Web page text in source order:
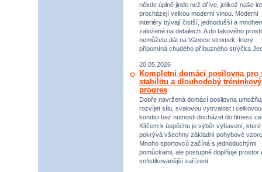
někde úplně jinde než dříve, jelikož naše
procházejí velkou moderní vlnou. Moderní
interiéry bývají čistší, jednodušší a
založené na detailech. A do takového
nemůžete dát na Vánoce stromek, který
připomíná chudého příbuzného strýčka
20.05.2026
Kompletní domácí posilovna pro
stabilitu a dlouhodobý tréninkový
progres
Dobře navržená domácí posilovna
rozvíjet sílu, svalovou vytrvalost i celkovou
kondici bez nutnosti docházet do fitness
Klíčem k úspěchu je výběr vybavení, které
pokrývá všechny základní pohybové
Mnoho sportovců začíná s jednoduchými
pomůckami, ale postupně doplňuje prostor
sofistikovanější zařízení.